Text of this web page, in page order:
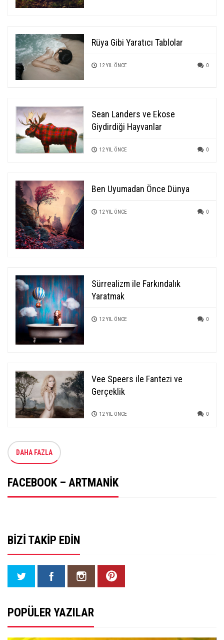
Rüya Gibi Yaratıcı Tablolar
12 YIL ÖNCE 0
Sean Landers ve Ekose
Giydirdiği Hayvanlar
12 YIL ÖNCE 0
Ben Uyumadan Önce Dünya
12 YIL ÖNCE 0
Sürrealizm ile Farkındalık
Yaratmak
12 YIL ÖNCE 0
Vee Speers ile Fantezi ve
Gerçeklik
12 YIL ÖNCE 0
DAHA FAZLA
FACEBOOK – ARTMANIK
BIZI TAKIP EDIN
POPÜLER YAZILAR